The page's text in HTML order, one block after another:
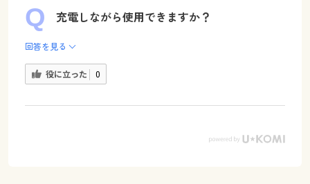
充電しながら使用できますか？
回答を見る
役に立った 0